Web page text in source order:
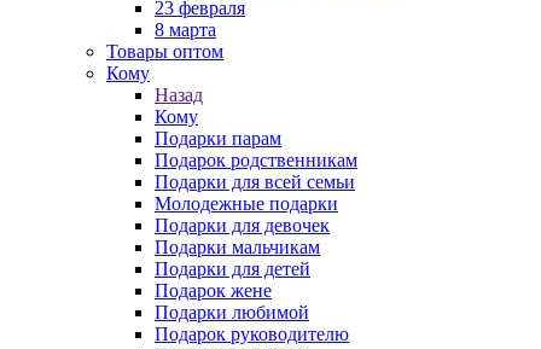
23 февраля
8 марта
Товары оптом
Кому
Назад
Кому
Подарки парам
Подарок родственникам
Подарки для всей семьи
Молодежные подарки
Подарки для девочек
Подарки мальчикам
Подарки для детей
Подарок жене
Подарки любимой
Подарок руководителю